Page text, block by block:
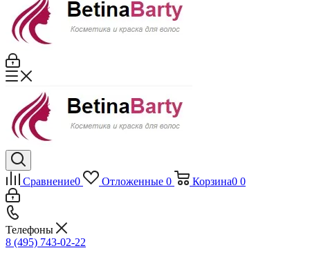
Сравнение0 Отложенные 0 Корзина0 0
Телефоны
8 (495) 743-02-22